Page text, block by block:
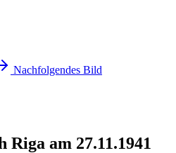
Nachfolgendes Bild
am 27.11.1941